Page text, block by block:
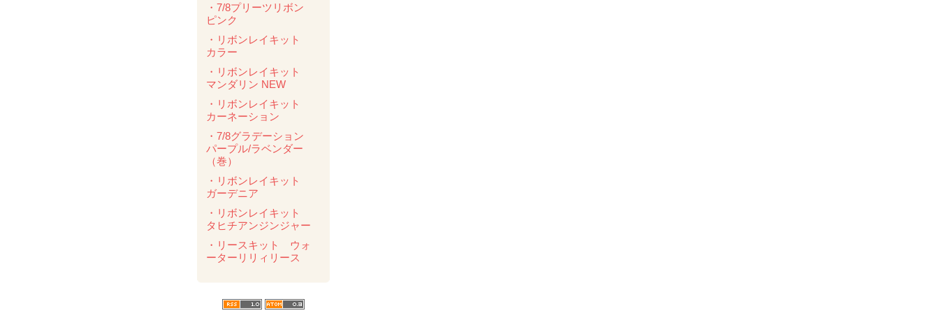
・7/8プリーツリボン
ピンク
・リボンレイキット
カラー
・リボンレイキット
マンダリン NEW
・リボンレイキット
カーネーション
・7/8グラデーション
パープル/ラベンダー
（巻）
・リボンレイキット
ガーデニア
・リボンレイキット
タヒチアンジンジャー
・リースキット ウォ
ーターリリィリース